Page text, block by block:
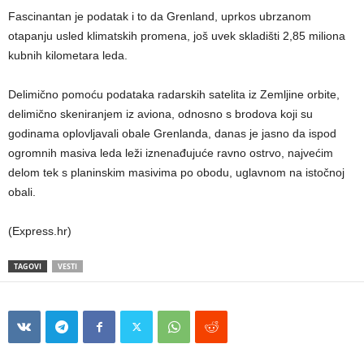
Fascinantan je podatak i to da Grenland, uprkos ubrzanom
otapanju usled klimatskih promena, još uvek skladišti 2,85 miliona
kubnih kilometara leda.
Delimično pomoću podataka radarskih satelita iz Zemljine orbite,
delimično skeniranjem iz aviona, odnosno s brodova koji su
godinama oplovljavali obale Grenlanda, danas je jasno da ispod
ogromnih masiva leda leži iznenađujuće ravno ostrvo, najvećim
delom tek s planinskim masivima po obodu, uglavnom na istočnoj
obali.
(Express.hr)
TAGOVI VESTI